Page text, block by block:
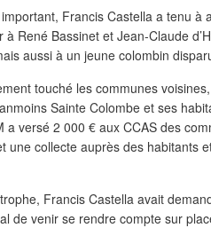
Francis Castella a tenu à
René Bassinet et Jean-Claude
aussi à un jeune colombin
touché les communes
Sainte Colombe et ses
a versé 2 000 € aux CCAS des
une collecte auprès des habitants
Francis Castella avait
de venir se rendre compte sur